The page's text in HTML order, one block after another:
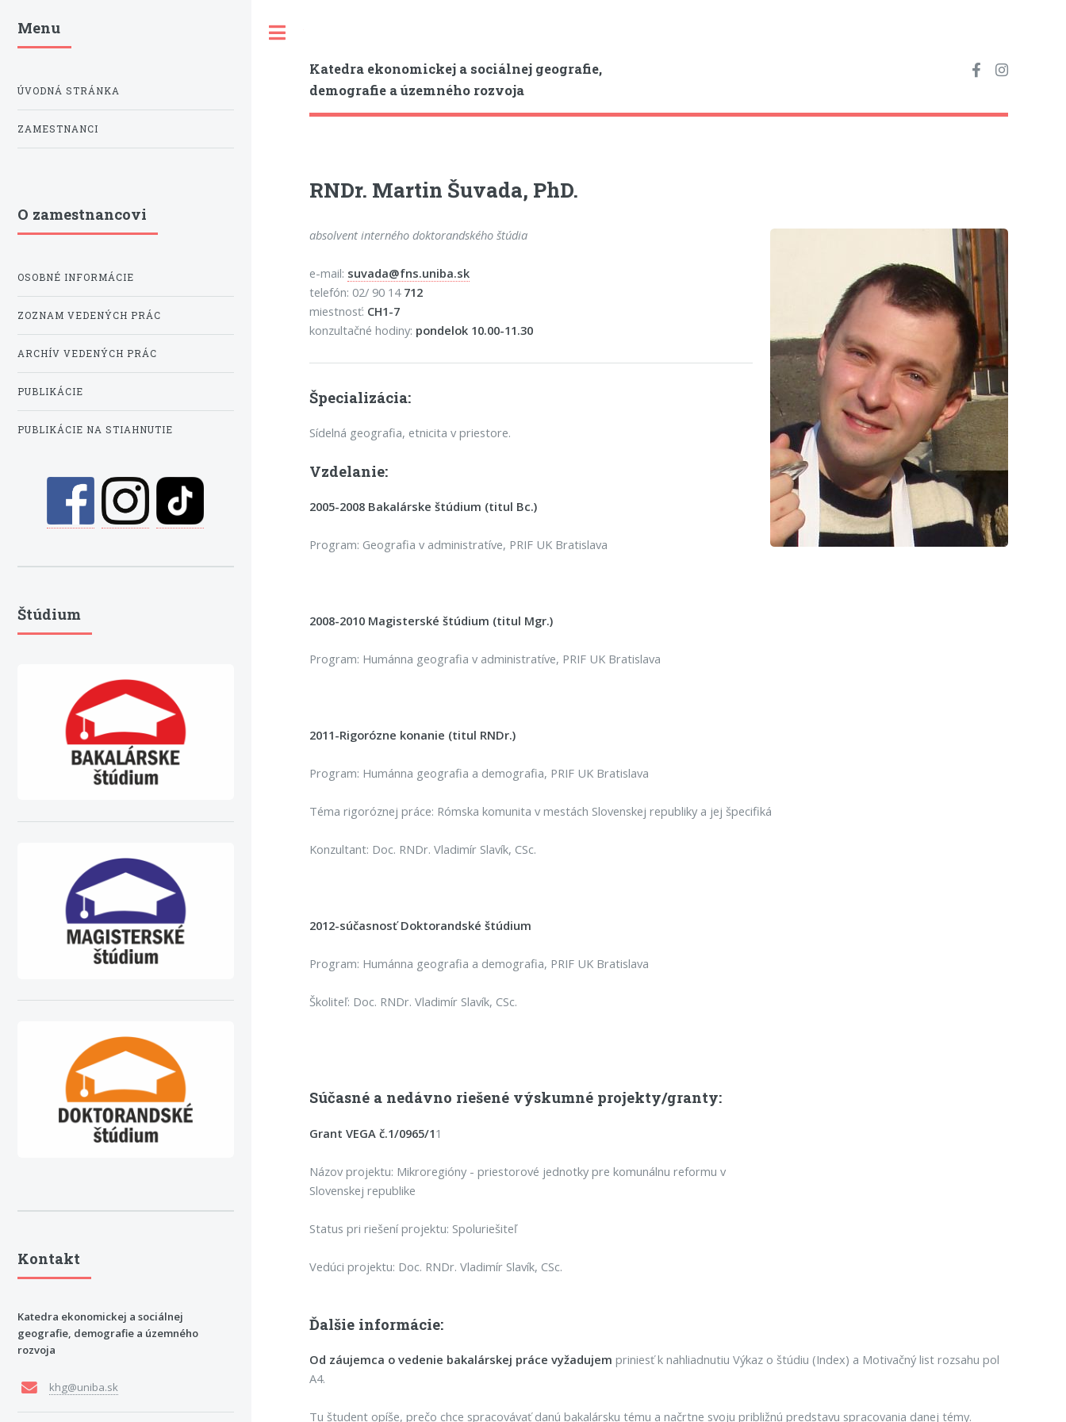
Katedra ekonomickej a sociálnej geografie,
demografie a územného rozvoja
RNDr. Martin Šuvada, PhD.
absolvent interného doktorandského štúdia
e-mail: suvada@fns.uniba.sk
telefón: 02/ 90 14 712
miestnosť: CH1-7
konzultačné hodiny: pondelok 10.00-11.30
Špecializácia:
Sídelná geografia, etnicita v priestore.
Vzdelanie:
2005-2008 Bakalárske štúdium (titul Bc.)
Program: Geografia v administratíve, PRIF UK Bratislava
2008-2010 Magisterské štúdium (titul Mgr.)
Program: Humánna geografia v administratíve, PRIF UK Bratislava
2011-Rigorózne konanie (titul RNDr.)
Program: Humánna geografia a demografia, PRIF UK Bratislava
Téma rigoróznej práce: Rómska komunita v mestách Slovenskej republiky a jej špecifiká
Konzultant: Doc. RNDr. Vladimír Slavík, CSc.
2012-súčasnosť Doktorandské štúdium
Program: Humánna geografia a demografia, PRIF UK Bratislava
Školiteľ: Doc. RNDr. Vladimír Slavík, CSc.
Súčasné a nedávno riešené výskumné projekty/granty:
Grant VEGA č.1/0965/11
Názov projektu: Mikroregióny - priestorové jednotky pre komunálnu reformu v
Slovenskej republike
Status pri riešení projektu: Spoluriešiteľ
Vedúci projektu: Doc. RNDr. Vladimír Slavík, CSc.
Ďalšie informácie:
Od záujemca o vedenie bakalárskej práce vyžadujem priniesť k nahliadnutiu Výkaz o štúdiu (Index) a Motivačný list rozsahu pol
A4.
Tu študent opíše, prečo chce spracovávať danú bakalársku tému a načrtne svoju približnú predstavu spracovania danej témy.
Menu
ÚVODNÁ STRÁNKA
ZAMESTNANCI
O zamestnancovi
OSOBNÉ INFORMÁCIE
ZOZNAM VEDENÝCH PRÁC
ARCHÍV VEDENÝCH PRÁC
PUBLIKÁCIE
PUBLIKÁCIE NA STIAHNUTIE
Štúdium
Kontakt
Katedra ekonomickej a sociálnej
geografie, demografie a územného
rozvoja
khg@uniba.sk